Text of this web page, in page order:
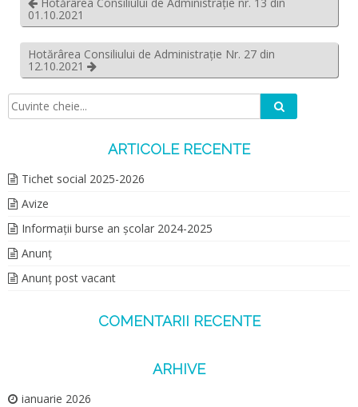
01.10.2021
Hotărârea Consiliului de Administrație Nr. 27 din
12.10.2021
ARTICOLE RECENTE
Tichet social 2025-2026
Avize
Informații burse an școlar 2024-2025
Anunț
Anunț post vacant
COMENTARII RECENTE
ARHIVE
ianuarie 2026